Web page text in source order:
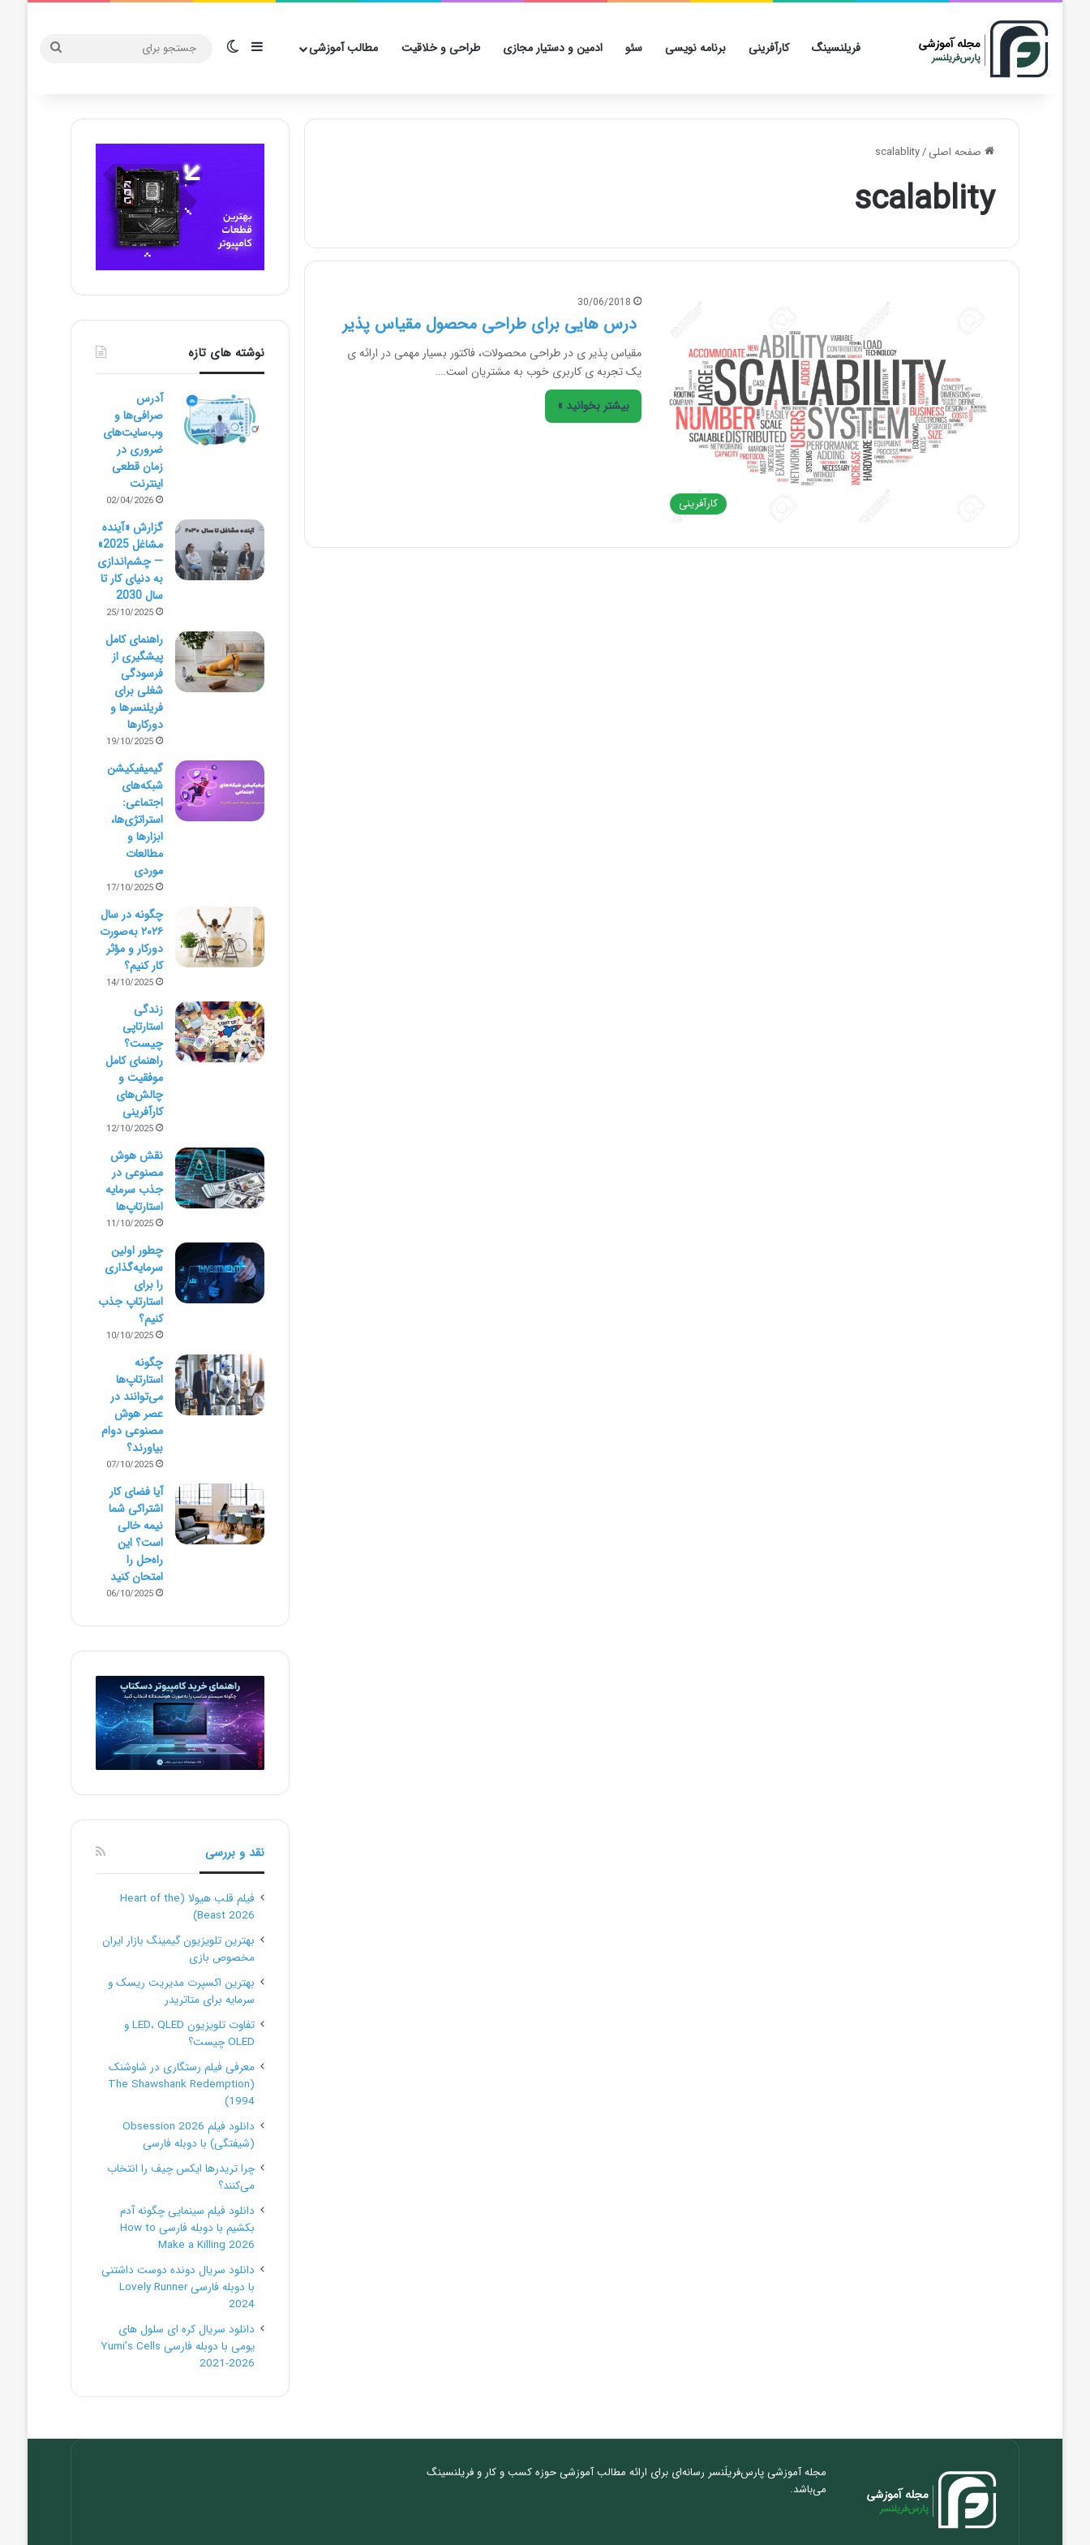
فریلنسینگ کارآفرینی برنامه نویسی سئو ادمین و دستیار مجازی طراحی و خلاقیت مطالب آموزشی سایدبارتغییر پوسته
جستجو
صفحه اصلی/
scalablity
scalablity
کارآفرینی
30/06/2018
درس هایی برای طراحی محصول مقیاس پذیر
مقیاس پذیر ی در طراحی محصولات، فاکتور بسیار مهمی در ارائه ی
یک تجربه ی کاربری خوب به مشتریان است.…
بیشتر بخوانید »
نوشته های تازه
آدرس
صرافی‌ها و
وب‌سایت‌های
ضروری در
زمان قطعی
اینترنت
02/04/2026
گزارش «آینده
مشاغل 2025»
— چشم‌اندازی
به دنیای کار تا
سال 2030
25/10/2025
راهنمای کامل
پیشگیری از
فرسودگی
شغلی برای
فریلنسرها و
دورکارها
19/10/2025
گیمیفیکیشن
شبکه‌های
اجتماعی:
استراتژی‌ها،
ابزارها و
مطالعات
موردی
17/10/2025
چگونه در سال
۲۰۲۶ به‌صورت
دورکار و مؤثر
کار کنیم؟
14/10/2025
زندگی
استارتاپی
چیست؟
راهنمای کامل
موفقیت و
چالش‌های
کارآفرینی
12/10/2025
نقش هوش
مصنوعی در
جذب سرمایه
استارتاپ‌ها
11/10/2025
چطور اولین
سرمایه‌گذاری
را برای
استارتاپ جذب
کنیم؟
10/10/2025
چگونه
استارتاپ‌ها
می‌توانند در
عصر هوش
مصنوعی دوام
بیاورند؟
07/10/2025
آیا فضای کار
اشتراکی شما
نیمه‌ خالی
است؟ این
راه‌حل را
امتحان کنید
06/10/2025
نقد و بررسی
فیلم قلب هیولا (Heart of the
Beast 2026)
بهترین تلویزیون گیمینگ بازار ایران
مخصوص بازی
بهترین اکسپرت مدیریت ریسک و
سرمایه برای متاتریدر
تفاوت تلویزیون LED، QLED و
OLED چیست؟
معرفی فیلم رستگاری در شاوشنک
(The Shawshank Redemption
1994)
دانلود فیلم Obsession 2026
(شیفتگی) با دوبله فارسی
چرا تریدرها ایکس چیف را انتخاب
می‌کنند؟
دانلود فیلم سینمایی چگونه آدم
بکشیم با دوبله فارسی How to
Make a Killing 2026
دانلود سریال دونده دوست داشتنی
با دوبله فارسی Lovely Runner
2024
دانلود سریال کره ای سلول های
یومی با دوبله فارسی Yumi’s Cells
2021-2026
مجله آموزشی پارس‌فریلَنسر رسانه‌ای برای ارائه مطالب آموزشی حوزه کسب و کار و فریلنسینگ
می‌باشد.